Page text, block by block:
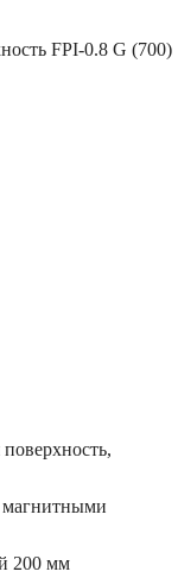
FPI-0.8 G (700)
магнитными
200 мм